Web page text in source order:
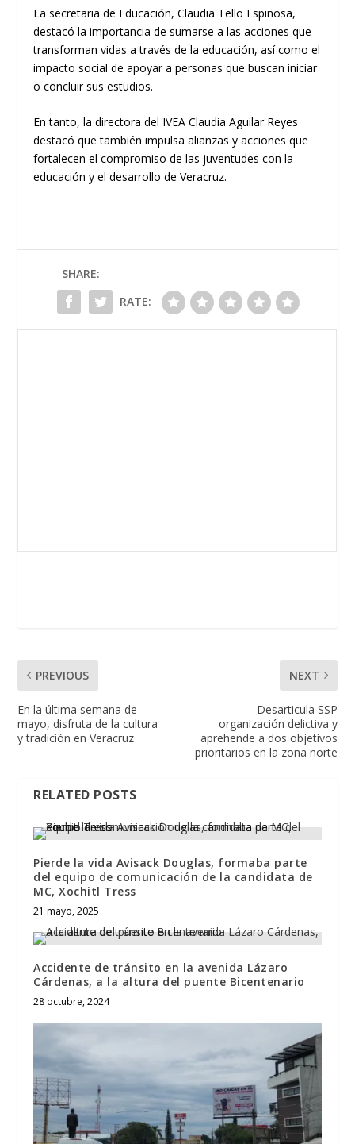
La secretaria de Educación, Claudia Tello Espinosa,
destacó la importancia de sumarse a las acciones que
transforman vidas a través de la educación, así como el
impacto social de apoyar a personas que buscan iniciar
o concluir sus estudios.
En tanto, la directora del IVEA Claudia Aguilar Reyes
destacó que también impulsa alianzas y acciones que
fortalecen el compromiso de las juventudes con la
educación y el desarrollo de Veracruz.
SHARE:
RATE:
PREVIOUS
En la última semana de
mayo, disfruta de la cultura
y tradición en Veracruz
NEXT
Desarticula SSP
organización delictiva y
aprehende a dos objetivos
prioritarios en la zona norte
RELATED POSTS
Pierde la vida Avisack Douglas, formaba parte
del equipo de comunicación de la candidata de
MC, Xochitl Tress
21 mayo, 2025
Accidente de tránsito en la avenida Lázaro
Cárdenas, a la altura del puente Bicentenario
28 octubre, 2024